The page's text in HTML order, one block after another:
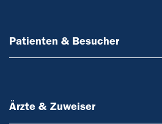
Patienten & Besucher
Ärzte & Zuweiser